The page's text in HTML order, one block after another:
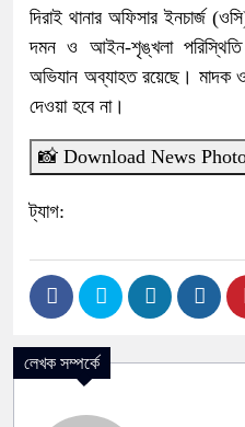
দিরাই থানার অফিসার ইনচার্জ
দমন ও আইন-শৃঙ্খলা পরিস্থিতি
অভিযান অব্যাহত রয়েছে। মাদক
দেওয়া হবে না।
📸 Download News
ট্যাগ:
লেখক সম্পর্কে